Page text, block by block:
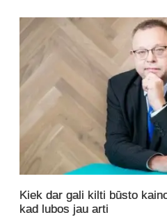
Kiek dar gali kilti būsto
kad lubos jau arti